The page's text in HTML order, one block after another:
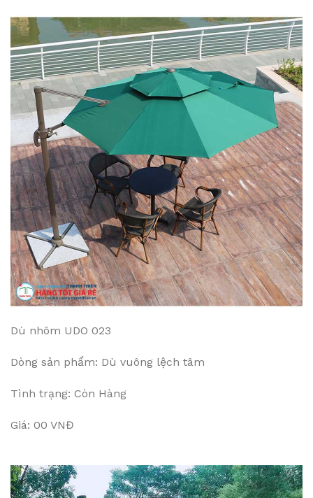
Dù nhôm UDO 023
Dòng sản phẩm: Dù vuông lệch tâm
Tình trạng: Còn Hàng
Giá: 00 VNĐ